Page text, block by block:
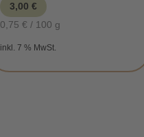
3,00€
0,75€ / 100 g
inkl. 7 % MwSt.